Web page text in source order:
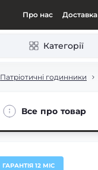
Про нас Доставка
Категорії
Патріотичні годинники
Все про товар
ГАРАНТІЯ 12 МІС